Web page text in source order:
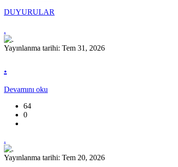
DUYURULAR
.
Yayınlanma tarihi: Tem 31, 2026
.
Devamını oku
64
0
.
Yayınlanma tarihi: Tem 20, 2026